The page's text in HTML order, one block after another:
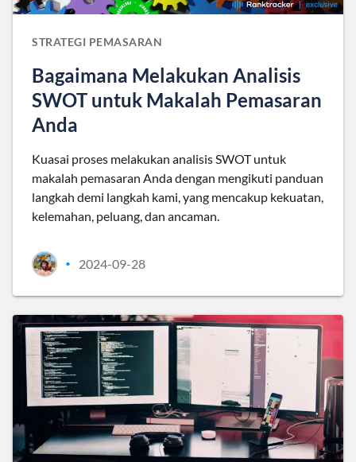
STRATEGI PEMASARAN
Bagaimana Melakukan Analisis
SWOT untuk Makalah Pemasaran
Anda
Kuasai proses melakukan analisis SWOT untuk
makalah pemasaran Anda dengan mengikuti panduan
langkah demi langkah kami, yang mencakup kekuatan,
kelemahan, peluang, dan ancaman.
• 2024-09-28